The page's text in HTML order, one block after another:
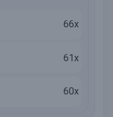
66x
61x
60x